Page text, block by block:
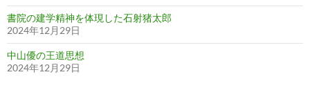
書院の建学精神を体現した石射猪太郎
2024年12月29日
中山優の王道思想
2024年12月29日